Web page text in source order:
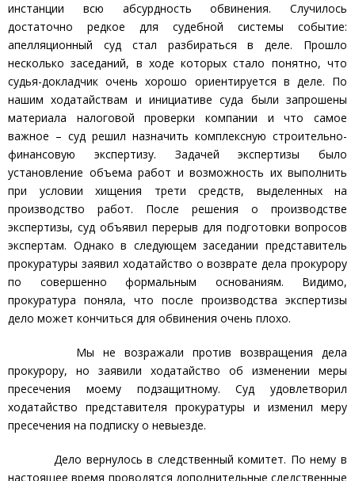
инстанции всю абсурдность обвинения. Случилось
достаточно редкое для судебной системы событие:
апелляционный суд стал разбираться в деле. Прошло
несколько заседаний, в ходе которых стало понятно, что
судья-докладчик очень хорошо ориентируется в деле. По
нашим ходатайствам и инициативе суда были запрошены
материала налоговой проверки компании и что самое
важное – суд решил назначить комплексную строительно-
финансовую экспертизу. Задачей экспертизы было
установление объема работ и возможность их выполнить
при условии хищения трети средств, выделенных на
производство работ. После решения о производстве
экспертизы, суд объявил перерыв для подготовки вопросов
экспертам. Однако в следующем заседании представитель
прокуратуры заявил ходатайство о возврате дела прокурору
по совершенно формальным основаниям. Видимо,
прокуратура поняла, что после производства экспертизы
дело может кончиться для обвинения очень плохо.
Мы не возражали против возвращения дела
прокурору, но заявили ходатайство об изменении меры
пресечения моему подзащитному. Суд удовлетворил
ходатайство представителя прокуратуры и изменил меру
пресечения на подписку о невыезде.
Дело вернулось в следственный комитет. По нему в
настоящее время проводятся дополнительные следственные